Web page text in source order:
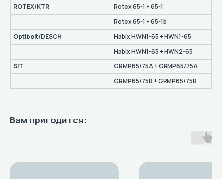
ROTEX/KTR
Rotex 65-1 + 65-1
Rotex 65-1 + 65-1b
Optibelt/DESCH
Habix HWN1-65 + HWN1-65
Habix HWN1-65 + HWN2-65
SIT
GRMP65/75A + GRMP65/75A
GRMP65/75B + GRMP65/75B
Вам пригодится: